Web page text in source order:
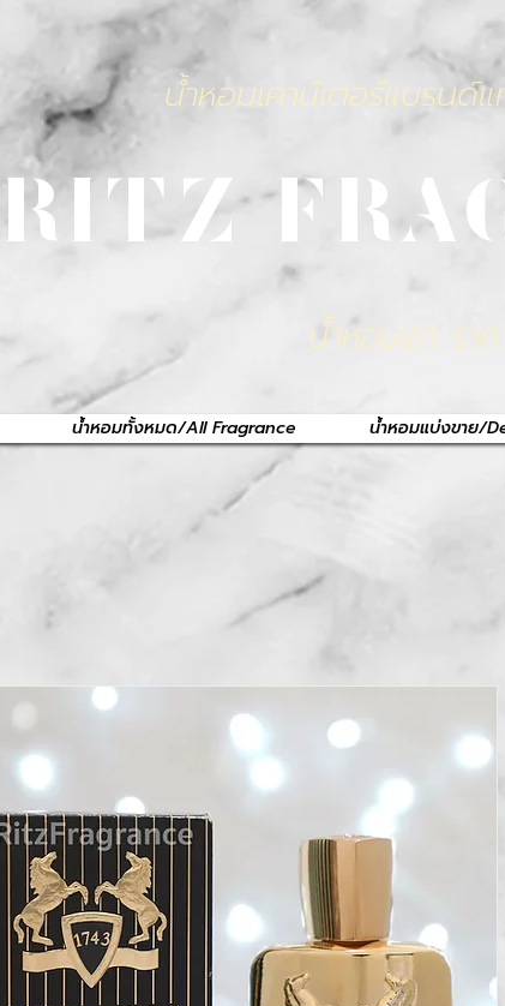
น้ำหอมเคาน์เตอร์แบรนด์
RITZ
น้ำหอมแท้ รา
น้ำหอมทั้งหมด/All Fragrance น้ำหอมแบ่งขาย/